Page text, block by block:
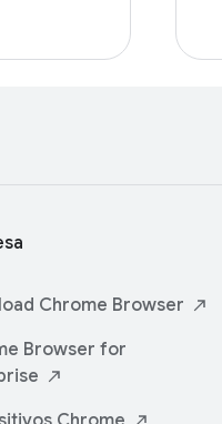
Chrome Browser
Browser for